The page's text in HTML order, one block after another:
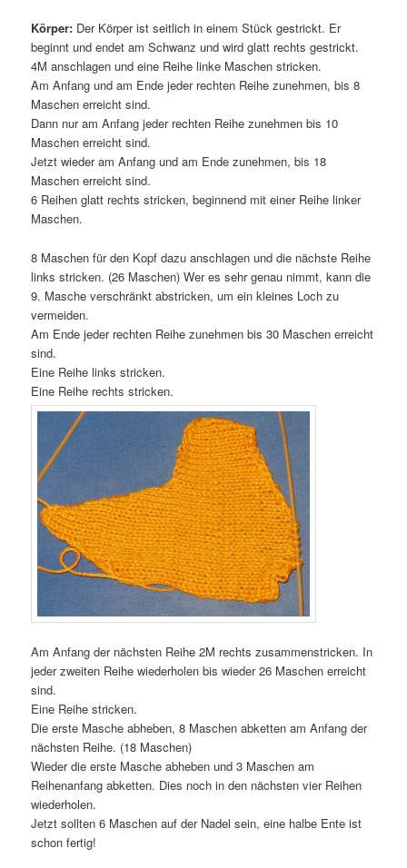
Körper: Der Körper ist seitlich in einem Stück gestrickt. Er
beginnt und endet am Schwanz und wird glatt rechts gestrickt.
4M anschlagen und eine Reihe linke Maschen stricken.
Am Anfang und am Ende jeder rechten Reihe zunehmen, bis 8
Maschen erreicht sind.
Dann nur am Anfang jeder rechten Reihe zunehmen bis 10
Maschen erreicht sind.
Jetzt wieder am Anfang und am Ende zunehmen, bis 18
Maschen erreicht sind.
6 Reihen glatt rechts stricken, beginnend mit einer Reihe linker
Maschen.
8 Maschen für den Kopf dazu anschlagen und die nächste Reihe
links stricken. (26 Maschen) Wer es sehr genau nimmt, kann die
9. Masche verschränkt abstricken, um ein kleines Loch zu
vermeiden.
Am Ende jeder rechten Reihe zunehmen bis 30 Maschen erreicht
sind.
Eine Reihe links stricken.
Eine Reihe rechts stricken.
Am Anfang der nächsten Reihe 2M rechts zusammenstricken. In
jeder zweiten Reihe wiederholen bis wieder 26 Maschen erreicht
sind.
Eine Reihe stricken.
Die erste Masche abheben, 8 Maschen abketten am Anfang der
nächsten Reihe. (18 Maschen)
Wieder die erste Masche abheben und 3 Maschen am
Reihenanfang abketten. Dies noch in den nächsten vier Reihen
wiederholen.
Jetzt sollten 6 Maschen auf der Nadel sein, eine halbe Ente ist
schon fertig!